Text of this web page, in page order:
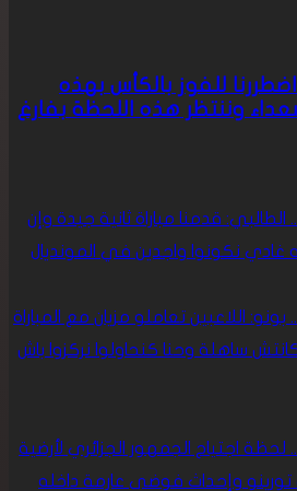
للفوز بالكأس بهذه
وننتظر هذه اللحظة بفارغ
الطالبي: قدمنا مباراة ثانية جيدة وإن
غادي نكونوا واجدين في المونديال
بونو: اللاعبين تعاملو مزيان مع المباراة
ساهلة وحنا كنحاولوا نركزوا باش
لحظة اجتياح الجمهور الجزائري لأرضية
وإحداث فوضى عارمة داخله